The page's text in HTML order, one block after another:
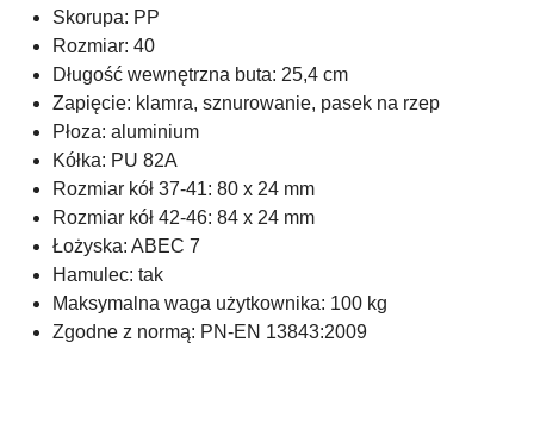
Skorupa: PP
Rozmiar: 40
Długość wewnętrzna buta: 25,4 cm
Zapięcie: klamra, sznurowanie, pasek na rzep
Płoza: aluminium
Kółka: PU 82A
Rozmiar kół 37-41: 80 x 24 mm
Rozmiar kół 42-46: 84 x 24 mm
Łożyska: ABEC 7
Hamulec: tak
Maksymalna waga użytkownika: 100 kg
Zgodne z normą: PN-EN 13843:2009